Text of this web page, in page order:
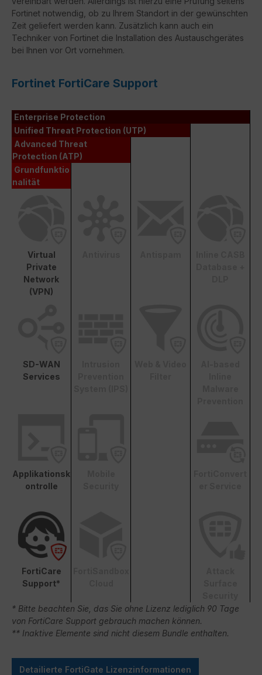
Fortinet notwendig, ob zu Ihrem Standort in der gewünschten
Zeit geliefert werden kann. Zusätzlich kann auch ein
Techniker von Fortinet die Installation des Austauschgerätes
bei Ihnen vor Ort vornehmen.
Fortinet FortiCare Support
Enterprise Protection
Unified Threat Protection (UTP)
Advanced Threat
Protection (ATP)
Grundfunktio
nalität
Virtual
Private
Network
(VPN)
SD-WAN
Services
Applikationsk
ontrolle
FortiCare
Support*
* Bitte beachten Sie, das Sie ohne Lizenz lediglich 90 Tage
von FortiCare Support gebrauch machen können.
** Inaktive Elemente sind nicht diesem Bundle enthalten.
Detailierte FortiGate Lizenzinformationen